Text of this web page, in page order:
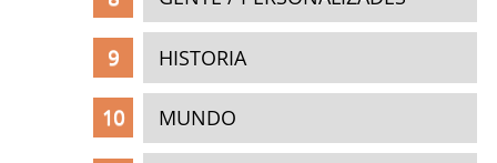
HISTORIA
MUNDO